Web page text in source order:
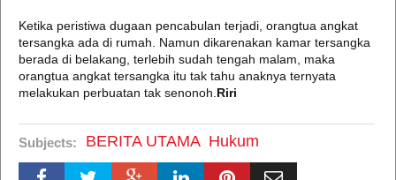
Ketika peristiwa dugaan pencabulan terjadi, orangtua angkat
tersangka ada di rumah. Namun dikarenakan kamar tersangka
berada di belakang, terlebih sudah tengah malam, maka
orangtua angkat tersangka itu tak tahu anaknya ternyata
melakukan perbuatan tak senonoh. Riri
Subjects: BERITA UTAMA Hukum